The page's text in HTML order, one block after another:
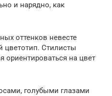
и нарядно, как
оттенков невесте
цветотип. Стилисты
ориентироваться на цвет
голубыми глазами